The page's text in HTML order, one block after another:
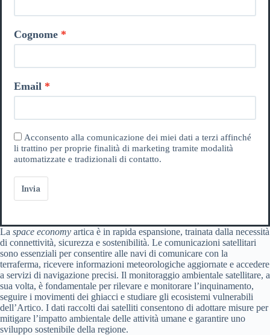
Cognome
Email
Acconsento alla comunicazione dei miei dati a terzi affinché
li trattino per proprie finalità di marketing tramite modalità
automatizzate e tradizionali di contatto.
Invia
La space economy artica è in rapida espansione, trainata dalla necessità
di connettività, sicurezza e sostenibilità. Le comunicazioni satellitari
sono essenziali per consentire alle navi di comunicare con la
terraferma, ricevere informazioni meteorologiche aggiornate e accedere
a servizi di navigazione precisi. Il monitoraggio ambientale satellitare, a
sua volta, è fondamentale per rilevare e monitorare l’inquinamento,
seguire i movimenti dei ghiacci e studiare gli ecosistemi vulnerabili
dell’Artico. I dati raccolti dai satelliti consentono di adottare misure per
mitigare l’impatto ambientale delle attività umane e garantire uno
sviluppo sostenibile della regione.